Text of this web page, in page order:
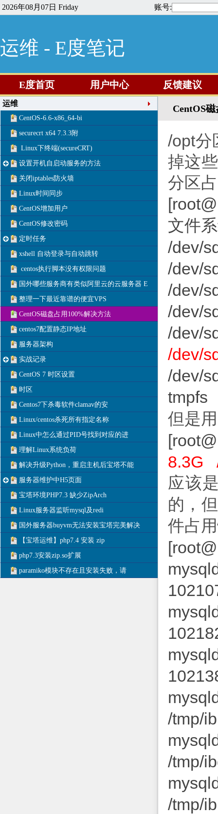
2026年08月07日 Friday 账号:
运维 - E度笔记
E度首页 用户中心 反馈建议
运维
CentOS-6.6-x86_64-bi
securecrt x64 7.3.3附
Linux下终端(secureCRT)
设置开机自启动服务的方法
关闭iptables防火墙
Linux时间同步
CentOS增加用户
CentOS修改密码
定时任务
xshell 自动登录与自动跳转
centos执行脚本没有权限问题
国外哪些服务商有类似阿里云的云服务器 E
整理一下最近靠谱的便宜VPS
CentOS磁盘占用100%解决方法
centos7配置静态IP地址
服务器架构
实战记录
CentOS 7 时区设置
时区
Centos7下杀毒软件clamav的安
Linux/centos杀死所有指定名称
Linux中怎么通过PID号找到对应的进
理解Linux系统负荷
解决升级Python，重启主机后宝塔不能
服务器维护中H5页面
宝塔环境PHP7.3 缺少ZipArch
Linux服务器监听mysql及redi
国外服务器buyvm无法安装宝塔完美解决
【宝塔运维】php7.4 安装 zip
php7.3安装zip.so扩展
paramiko模块不存在且安装失败，请
CentOS
/opt分
掉这
分区
文件
/dev/
/dev/
/dev/
/dev/
/dev/
/dev/
/dev/
但是用
8.3G
应该
的，
件占
/tmp/
/tmp/
/tmp/